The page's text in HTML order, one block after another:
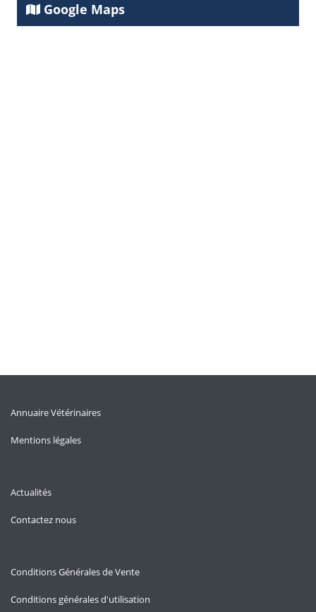
Google Maps
Annuaire Vétérinaires
Mentions légales
Actualités
Contactez nous
Conditions Générales de Vente
Conditions générales d'utilisation